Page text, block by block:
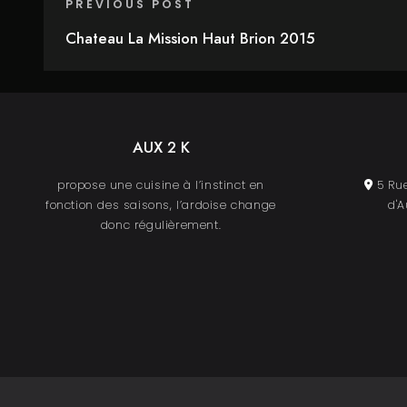
PREVIOUS POST
Chateau La Mission Haut Brion 2015
AUX 2 K
propose une cuisine à l’instinct en
fonction des saisons, l’ardoise change
donc régulièrement.
5